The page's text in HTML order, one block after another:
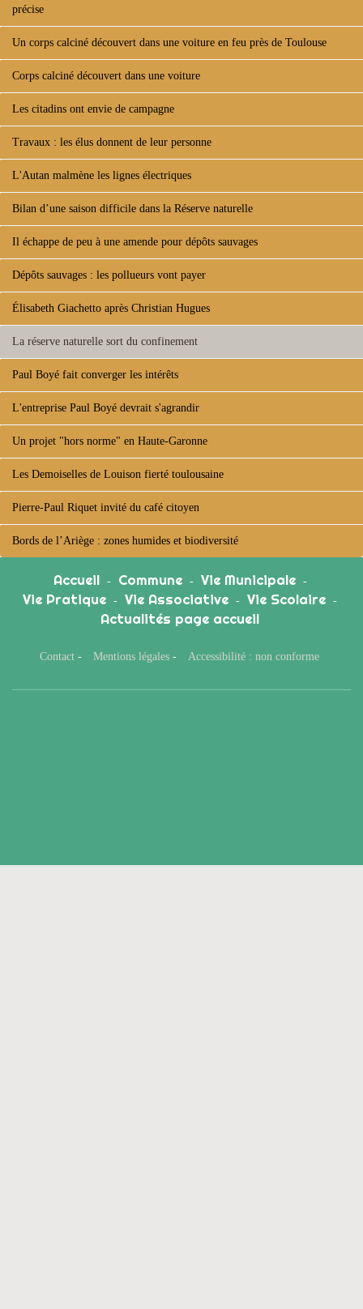
précise
Un corps calciné découvert dans une voiture en feu près de Toulouse
Corps calciné découvert dans une voiture
Les citadins ont envie de campagne
Travaux : les élus donnent de leur personne
L'Autan malmène les lignes électriques
Bilan d’une saison difficile dans la Réserve naturelle
Il échappe de peu à une amende pour dépôts sauvages
Dépôts sauvages : les pollueurs vont payer
Élisabeth Giachetto après Christian Hugues
La réserve naturelle sort du confinement
Paul Boyé fait converger les intérêts
L'entreprise Paul Boyé devrait s'agrandir
Un projet "hors norme" en Haute-Garonne
Les Demoiselles de Louison fierté toulousaine
Pierre-Paul Riquet invité du café citoyen
Bords de l’Ariège : zones humides et biodiversité
Accueil - Commune - Vie Municipale -
Vie Pratique - Vie Associative - Vie Scolaire -
Actualités page accueil
Contact - Mentions légales - Accessibilité : non conforme